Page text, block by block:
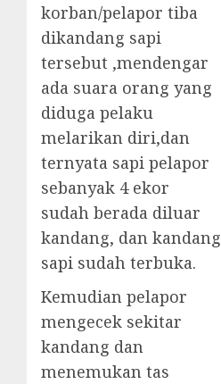
korban/pelapor tiba
dikandang sapi
tersebut ,mendengar
ada suara orang yang
diduga pelaku
melarikan diri,dan
ternyata sapi pelapor
sebanyak 4 ekor
sudah berada diluar
kandang, dan kandang
sapi sudah terbuka.
Kemudian pelapor
mengecek sekitar
kandang dan
menemukan tas